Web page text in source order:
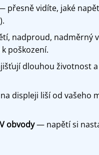
přesně vidíte, jaké
nadproud, nadměrný
poškození.
dlouhou životnost
displeji liší od vašeho
obvody— napětí si